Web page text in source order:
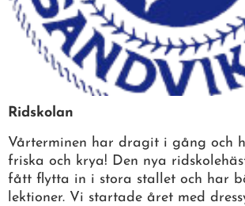
Ridskolan
Vårterminen har dragit i gång och
friska och krya! Den nya
fått flytta in i stora stallet och har
lektioner. Vi startade året med